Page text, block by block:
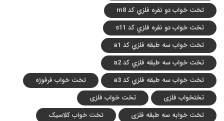
تخت خواب دو نفره فلزي کد m8
تخت خواب دو نفره فلزي کد s11
تخت خواب سه طبقه فلزي کد a1
تخت خواب سه طبقه فلزي کد a2
تخت خواب سه طبقه فلزي کد a3
تخت خواب فرفوژه
تختخواب فلزی
تخت خواب فلزی
تخت خوابه سه طبقه فلزی
تخت خواب کلاسیک